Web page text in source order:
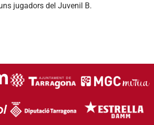
jugadors del Juvenil B.